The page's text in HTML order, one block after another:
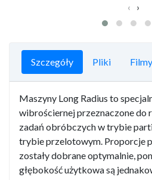
‹ ›
Szczegóły Pliki Filmy
Maszyny Long Radius to
wibrościernej przeznaczone do
zadań obróbczych w trybie
trybie przelotowym. Proporcje
zostały dobrane optymalnie,
głębokość użytkowa są